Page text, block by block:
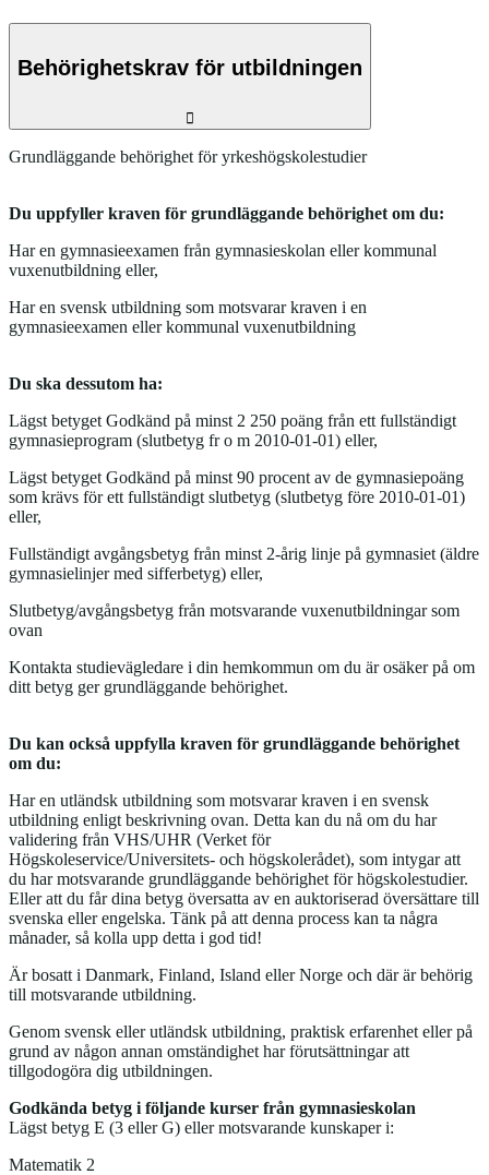
Behörighetskrav för utbildningen
Grundläggande behörighet för yrkeshögskolestudier
Du uppfyller kraven för grundläggande behörighet om du:
Har en gymnasieexamen från gymnasieskolan eller kommunal
vuxenutbildning eller,
Har en svensk utbildning som motsvarar kraven i en
gymnasieexamen eller kommunal vuxenutbildning
Du ska dessutom ha:
Lägst betyget Godkänd på minst 2 250 poäng från ett fullständigt
gymnasieprogram (slutbetyg fr o m 2010-01-01) eller,
Lägst betyget Godkänd på minst 90 procent av de gymnasiepoäng
som krävs för ett fullständigt slutbetyg (slutbetyg före 2010-01-01)
eller,
Fullständigt avgångsbetyg från minst 2-årig linje på gymnasiet (äldre
gymnasielinjer med sifferbetyg) eller,
Slutbetyg/avgångsbetyg från motsvarande vuxenutbildningar som
ovan
Kontakta studievägledare i din hemkommun om du är osäker på om
ditt betyg ger grundläggande behörighet.
Du kan också uppfylla kraven för grundläggande behörighet
om du:
Har en utländsk utbildning som motsvarar kraven i en svensk
utbildning enligt beskrivning ovan. Detta kan du nå om du har
validering från VHS/UHR (Verket för
Högskoleservice/Universitets- och högskolerådet), som intygar att
du har motsvarande grundläggande behörighet för högskolestudier.
Eller att du får dina betyg översatta av en auktoriserad översättare till
svenska eller engelska. Tänk på att denna process kan ta några
månader, så kolla upp detta i god tid!
Är bosatt i Danmark, Finland, Island eller Norge och där är behörig
till motsvarande utbildning.
Genom svensk eller utländsk utbildning, praktisk erfarenhet eller på
grund av någon annan omständighet har förutsättningar att
tillgodogöra dig utbildningen.
Godkända betyg i följande kurser från gymnasieskolan
Lägst betyg E (3 eller G) eller motsvarande kunskaper i:
Matematik 2